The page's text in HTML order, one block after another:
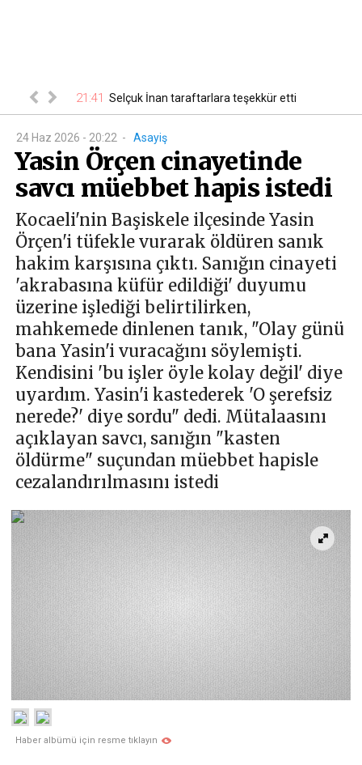
belli oldu 21:41 Selçuk İnan taraftarlara teşekkür etti
24 Haz 2026 - 20:22 - Asayiş
Yasin Örçen cinayetinde
savcı müebbet hapis istedi
Kocaeli'nin Başiskele ilçesinde Yasin
Örçen'i tüfekle vurarak öldüren sanık
hakim karşısına çıktı. Sanığın cinayeti
'akrabasına küfür edildiği' duyumu
üzerine işlediği belirtilirken,
mahkemede dinlenen tanık, "Olay günü
bana Yasin'i vuracağını söylemişti.
Kendisini 'bu işler öyle kolay değil' diye
uyardım. Yasin'i kastederek 'O şerefsiz
nerede?' diye sordu" dedi. Mütalaasını
açıklayan savcı, sanığın "kasten
öldürme" suçundan müebbet hapisle
cezalandırılmasını istedi
Haber albümü için resme tıklayın